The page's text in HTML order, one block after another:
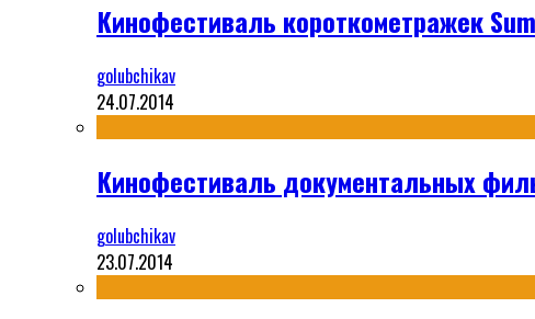
Кинофестиваль короткометражек
golubchikav
24.07.2014
Кинофестиваль документальных
golubchikav
23.07.2014